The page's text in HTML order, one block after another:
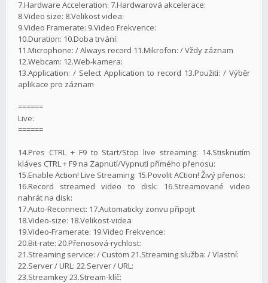
7.Hardware Acceleration: 7.Hardwarová akcelerace:
8.Video size: 8.Velikost videa:
9.Video Framerate: 9.Video Frekvence:
10.Duration: 10.Doba trvání:
11.Microphone: / Always record 11.Mikrofon: / Vždy záznam
12.Webcam: 12.Web-kamera:
13.Application: / Select Application to record 13.Použití: / Výběr
aplikace pro záznam
======
Live:
======
14.Pres CTRL + F9 to Start/Stop live streaming: 14.Stisknutím
kláves CTRL + F9 na Zapnutí/Vypnutí přímého přenosu:
15.Enable Action! Live Streaming: 15.Povolit ACtion! Živý přenos:
16.Record streamed video to disk: 16.Streamované video
nahrát na disk:
17.Auto-Reconnect: 17.Automaticky zonvu připojit
18.Video-size: 18.Velikost-videa
19.Video-Framerate: 19.Video Frekvence:
20.Bit-rate: 20.Přenosová-rychlost:
21.Streaming service: / Custom 21.Streaming služba: / Vlastní:
22.Server / URL: 22.Server / URL:
23.Streamkey 23.Stream-klíč: